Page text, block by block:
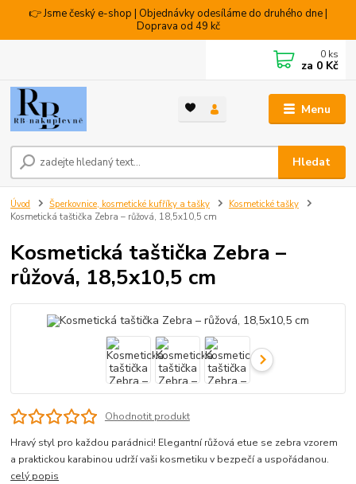
👉 Jsme český e-shop | Objednávky odesíláme do druhého dne |
Doprava od 49 kč
Menu
Hledat
0 ks
za 0 Kč
Úvod Šperkovnice, kosmetické kufříky a tašky
Kosmetické tašky
Kosmetická taštička Zebra – růžová, 18,5x10,5 cm
Kosmetická taštička Zebra –
růžová, 18,5x10,5 cm
Ohodnotit produkt
Hravý styl pro každou parádnici! Elegantní růžová etue se zebra vzorem
a praktickou karabinou udrží vaši kosmetiku v bezpečí a uspořádanou.
celý popis